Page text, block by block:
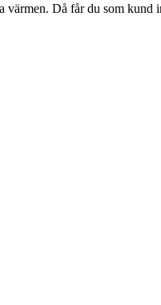
värmen. Då får du som